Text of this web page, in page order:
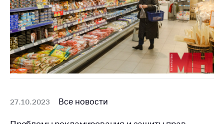
27.10.2023 Все новости